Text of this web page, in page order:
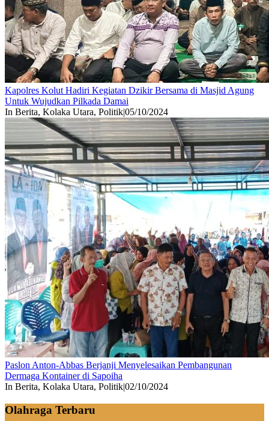
Kapolres Kolut Hadiri Kegiatan Dzikir Bersama di Masjid Agung
Untuk Wujudkan Pilkada Damai
In Berita, Kolaka Utara, Politik|05/10/2024
Paslon Anton-Abbas Berjanji Menyelesaikan Pembangunan
Dermaga Kontainer di Sapoiha
In Berita, Kolaka Utara, Politik|02/10/2024
Olahraga Terbaru